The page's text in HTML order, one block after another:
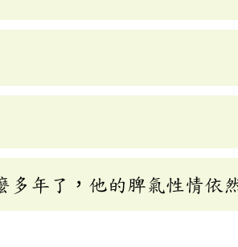
年了，他的脾氣性情依